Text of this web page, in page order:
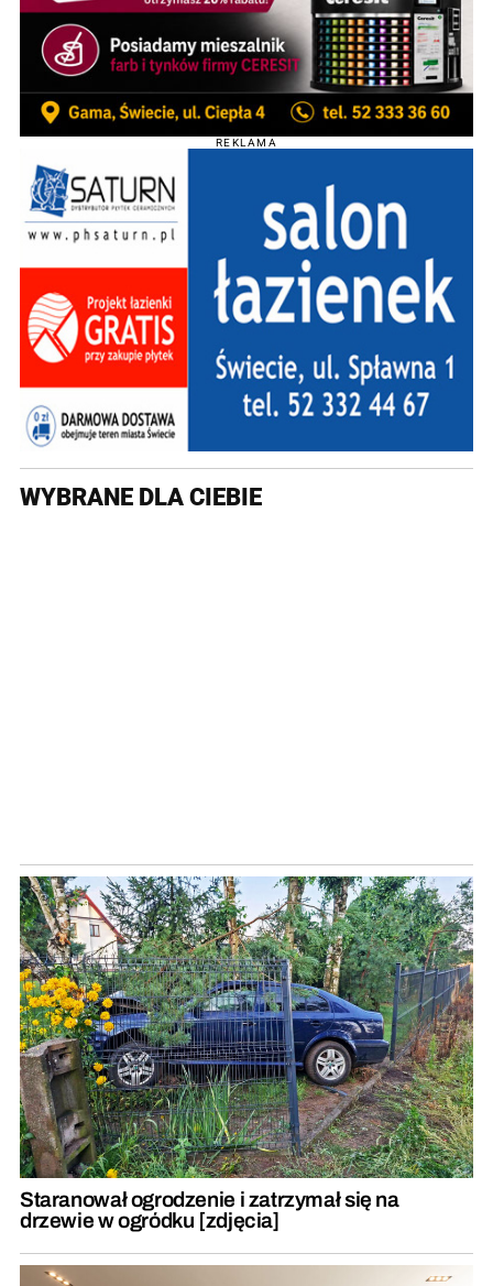
REKLAMA
WYBRANE DLA CIEBIE
Staranował ogrodzenie i zatrzymał się na
drzewie w ogródku [zdjęcia]